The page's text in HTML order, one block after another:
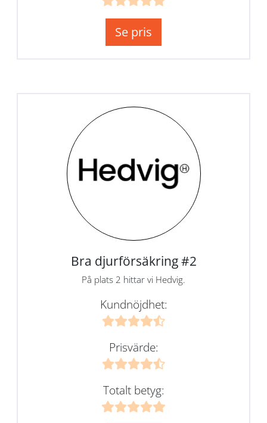
Se pris
Bra djurförsäkring #2
På plats 2 hittar vi Hedvig.
Kundnöjdhet:
Prisvärde:
Totalt betyg: